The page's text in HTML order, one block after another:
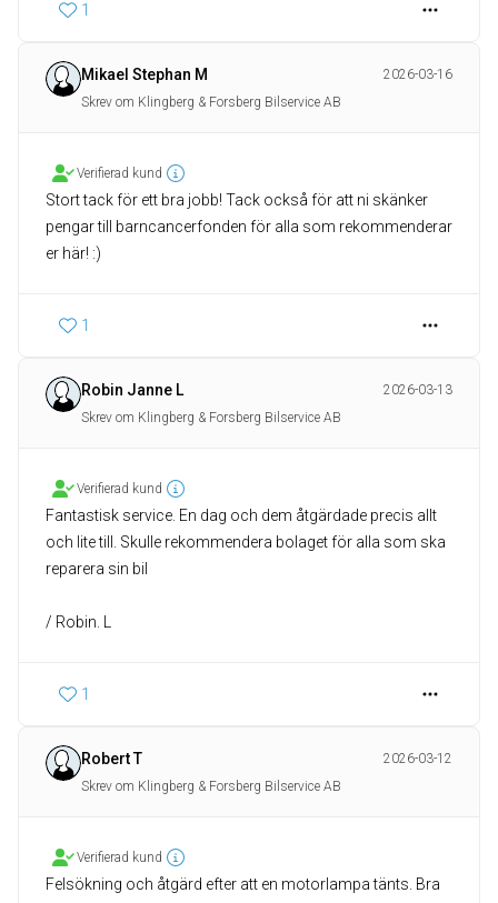
1
Mikael Stephan M
2026-03-16
Skrev om Klingberg & Forsberg Bilservice AB
Verifierad kund
Stort tack för ett bra jobb! Tack också för att ni skänker
pengar till barncancerfonden för alla som rekommenderar
er här! :)
1
Robin Janne L
2026-03-13
Skrev om Klingberg & Forsberg Bilservice AB
Verifierad kund
Fantastisk service. En dag och dem åtgärdade precis allt
och lite till. Skulle rekommendera bolaget för alla som ska
reparera sin bil
/ Robin. L
1
Robert T
2026-03-12
Skrev om Klingberg & Forsberg Bilservice AB
Verifierad kund
Felsökning och åtgärd efter att en motorlampa tänts. Bra